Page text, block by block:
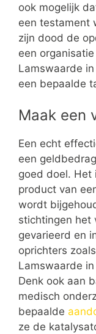
ook mogelijk
een testament
zijn dood de
een
Lamswaarde
een bepaalde
Maak een
Een echt
een
goed doel. Het
product van
wordt
stichtingen het
gevarieerd en
oprichters
Lamswaarde
Denk ook aan
medisch
bepaalde
ze de